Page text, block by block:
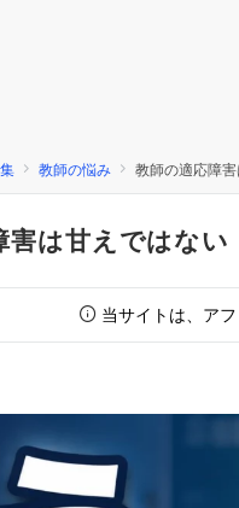
教師の悩み 教師の適応障
害は甘えではな
当サイトは、ア